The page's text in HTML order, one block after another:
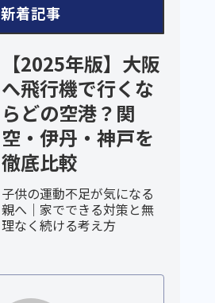
新着記事
【2025年版】大阪
へ飛行機で行くな
らどの空港？関
空・伊丹・神戸を
徹底比較
子供の運動不足が気になる
親へ｜家でできる対策と無
理なく続ける考え方